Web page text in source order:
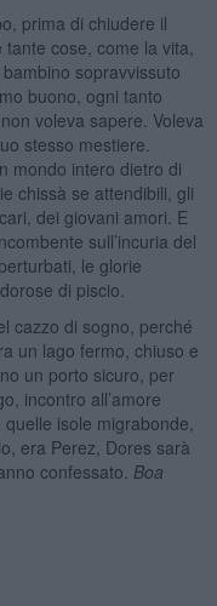
prima di chiudere il
cose, come la vita,
sopravvissuto
buono, ogni tanto
voleva sapere. Voleva
stesso mestiere.
mondo intero dietro di
chissà se attendibili, gli
dei giovani amori. E
sull’incuria del
le glorie
di piscio.
cazzo di sogno, perché
un lago fermo, chiuso e
un porto sicuro, per
incontro all’amore
isole migrabonde,
era Perez, Dores sarà
confessato. Boa